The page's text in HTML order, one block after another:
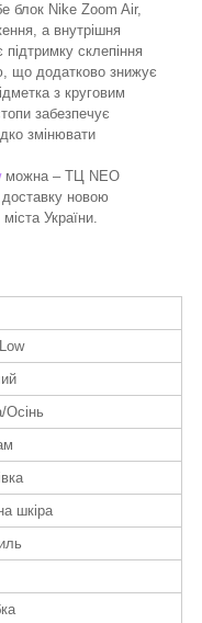
блок Nike Zoom Air,
а внутрішня
склепіння
що додатково знижує
з круговим
забезпечує
змінювати
можна – ТЦ NEO
доставку новою
України.
Осінь
шкіра